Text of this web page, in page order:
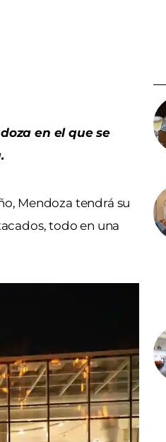
en el que se
Mendoza tendrá su
todo en una